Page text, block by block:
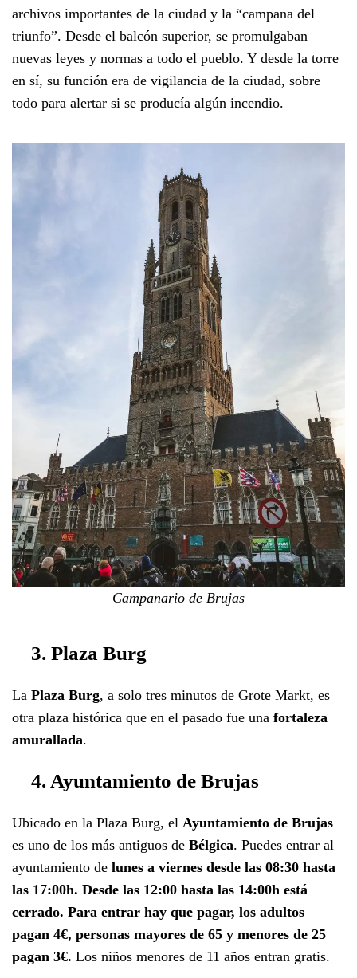
archivos importantes de la ciudad y la “campana del
triunfo”. Desde el balcón superior, se promulgaban
nuevas leyes y normas a todo el pueblo. Y desde la torre
en sí, su función era de vigilancia de la ciudad, sobre
todo para alertar si se producía algún incendio.
Campanario de Brujas
3. Plaza Burg
La Plaza Burg, a solo tres minutos de Grote Markt, es
otra plaza histórica que en el pasado fue una fortaleza
amurallada.
4. Ayuntamiento de Brujas
Ubicado en la Plaza Burg, el Ayuntamiento de Brujas
es uno de los más antiguos de Bélgica. Puedes entrar al
ayuntamiento de lunes a viernes desde las 08:30 hasta
las 17:00h. Desde las 12:00 hasta las 14:00h está
cerrado. Para entrar hay que pagar, los adultos
pagan 4€, personas mayores de 65 y menores de 25
pagan 3€. Los niños menores de 11 años entran gratis.